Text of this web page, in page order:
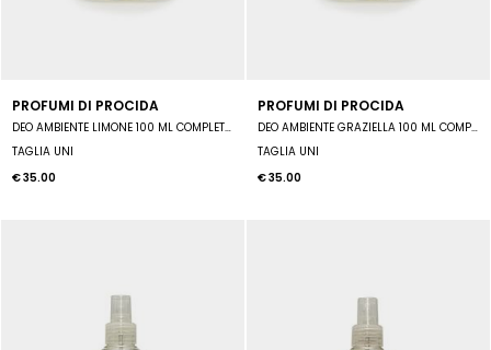
PROFUMI DI PROCIDA
DEO AMBIENTE LIMONE 100 ML COMPLETO DI MIDOLLINI
TAGLIA UNI
€ 35.00
PROFUMI DI PROCIDA
DEO AMBIENTE GRAZIELLA 100 ML COMPLETO DI MIDOLLINI
TAGLIA UNI
€ 35.00